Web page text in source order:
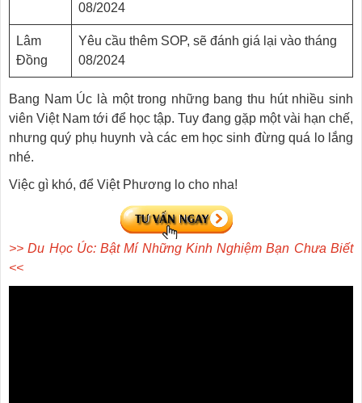
08/2024
Lâm
Đồng
Yêu cầu thêm SOP, sẽ đánh giá lại vào tháng
08/2024
Bang Nam Úc là một trong những bang thu hút nhiều sinh
viên Việt Nam tới để học tập. Tuy đang gặp một vài hạn chế,
nhưng quý phụ huynh và các em học sinh đừng quá lo lắng
nhé.
Việc gì khó, để Việt Phương lo cho nha!
>> Du Học Úc: Bật Mí Những Kinh Nghiệm Bạn Chưa Biết
<<